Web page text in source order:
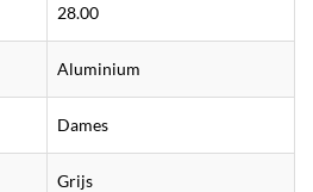
28.00
Aluminium
Dames
Grijs